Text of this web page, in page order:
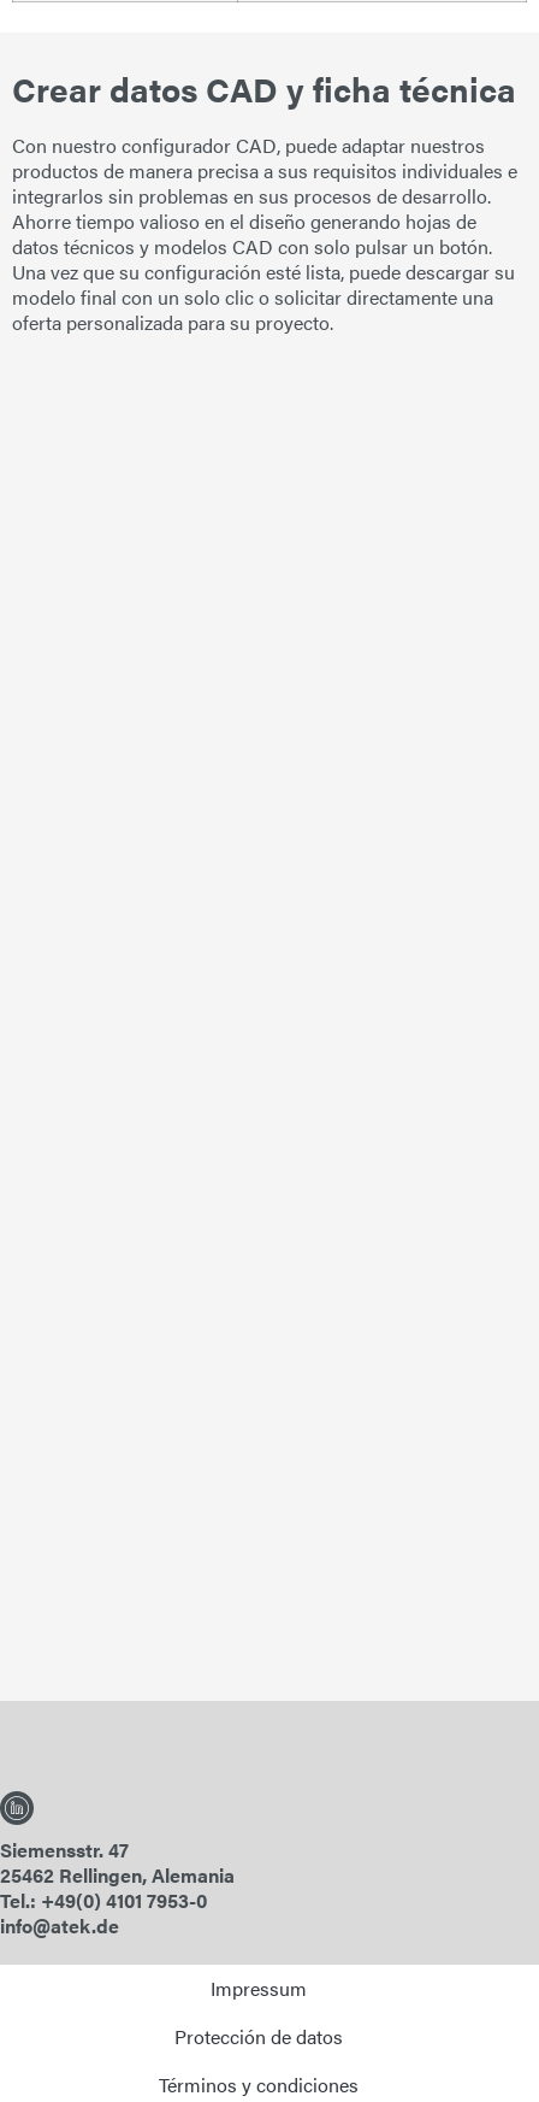
Crear datos CAD y ficha técnica
Con nuestro configurador CAD, puede adaptar nuestros
productos de manera precisa a sus requisitos individuales e
integrarlos sin problemas en sus procesos de desarrollo.
Ahorre tiempo valioso en el diseño generando hojas de
datos técnicos y modelos CAD con solo pulsar un botón.
Una vez que su configuración esté lista, puede descargar su
modelo final con un solo clic o solicitar directamente una
oferta personalizada para su proyecto.
Siemensstr. 47
25462 Rellingen, Alemania
Tel.: +49(0) 4101 7953-0
info@atek.de
Impressum
Protección de datos
Términos y condiciones